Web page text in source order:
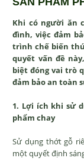
Khi có người ăn
đình, việc đảm
trình chế biến
quyết vấn đề
biệt đóng vai trò
đảm bảo an toàn
1. Lợi ích khi sử
phẩm chay
Sử dụng thớt gỗ
một quyết định